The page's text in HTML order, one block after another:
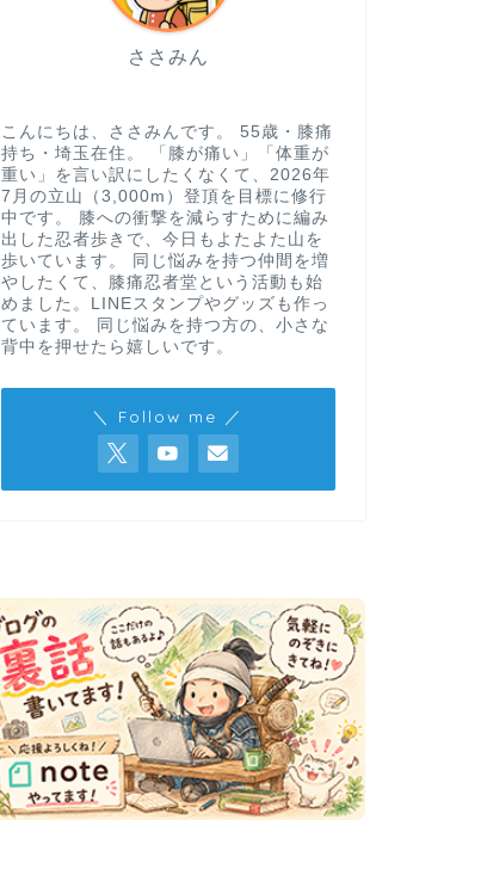
ささみん
こんにちは、ささみんです。 55歳・膝痛
持ち・埼玉在住。 「膝が痛い」「体重が
重い」を言い訳にしたくなくて、2026年
7月の立山（3,000m）登頂を目標に修行
中です。 膝への衝撃を減らすために編み
出した忍者歩きで、今日もよたよた山を
歩いています。 同じ悩みを持つ仲間を増
やしたくて、膝痛忍者堂という活動も始
めました。LINEスタンプやグッズも作っ
ています。 同じ悩みを持つ方の、小さな
背中を押せたら嬉しいです。
＼ Follow me ／